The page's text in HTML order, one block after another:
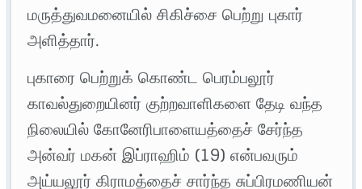
மருத்துவமனையில் சிகிச்சை பெற்று புகார்
அளித்தார்.
புகாரை பெற்றுக் கொண்ட பெரம்பலூர்
காவல்துறையினர் குற்றவாளிகளை தேடி வந்த
நிலையில் கோனேரிபாளையத்தைச் சேர்ந்த
அன்வர் மகன் இப்ராஹிம் (19) என்பவரும்
அய்யலூர் கிராமத்தைச் சார்ந்த சுப்பிரமணியன்